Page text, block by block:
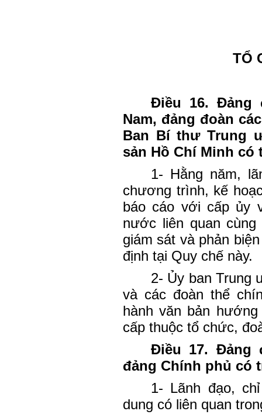
TỔ
Điều 16. Đảng
Nam, đảng đoàn
Ban Bí thư Trung
sản Hồ Chí Minh có
1- Hằng năm,
chương trình, kế
báo cáo với cấp ủy
nước liên quan
giám sát và phản
định tại Quy chế này.
2- Ủy ban Trung
và các đoàn thể
hành văn bản
cấp thuộc tổ chức,
Điều 17. Đảng
đảng Chính phủ có
1- Lãnh đạo,
dung có liên quan